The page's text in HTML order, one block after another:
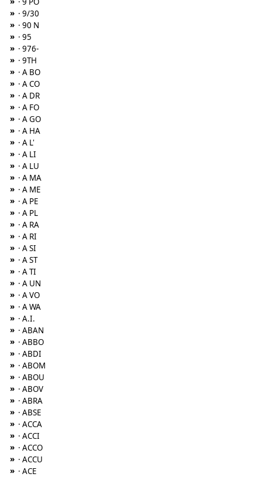
» · 9/30
» · 90 N
» · 95
» · 976-
» · 9TH
» · A BO
» · A CO
» · A DR
» · A FO
» · A GO
» · A HA
» · A L'
» · A LI
» · A LU
» · A MA
» · A ME
» · A PE
» · A PL
» · A RA
» · A RI
» · A SI
» · A ST
» · A TI
» · A UN
» · A VO
» · A WA
» · A.I.
» · ABAN
» · ABBO
» · ABDI
» · ABOM
» · ABOU
» · ABOV
» · ABRA
» · ABSE
» · ACCA
» · ACCI
» · ACCO
» · ACCU
» · ACE